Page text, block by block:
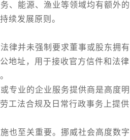
能源、渔业等领域均有额外的
续发展原则。
并未强制要求董事或股东拥有
地址，用于接收官方信件和法律
业的企业服务提供商是高度明
工法合规及日常行政事务上提供
至关重要。挪威社会高度数字